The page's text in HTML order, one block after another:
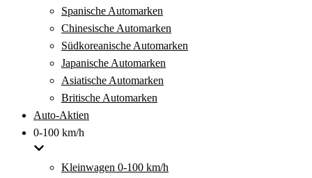
Spanische Automarken
Chinesische Automarken
Südkoreanische Automarken
Japanische Automarken
Asiatische Automarken
Britische Automarken
Auto-Aktien
0-100 km/h
Kleinwagen 0-100 km/h